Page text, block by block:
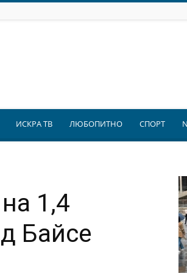
ИСКРА ТВ ЛЮБОПИТНО СПОРТ
1,4
Байсе